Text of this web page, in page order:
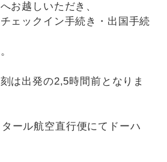
お越しいただき、
ェックイン手続き・出国手続
は出発の2,5時間前となりま
ール航空直行便にてドーハ